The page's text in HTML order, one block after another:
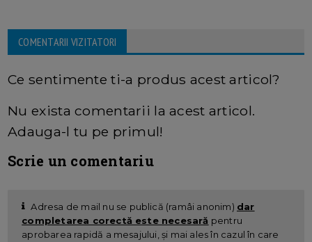
COMENTARII VIZITATORI
Ce sentimente ti-a produs acest articol?
Nu exista comentarii la acest articol.
Adauga-l tu pe primul!
Scrie un comentariu
Adresa de mail nu se publică (ramâi anonim) dar
completarea corectă este necesară pentru
aprobarea rapidă a mesajului, și mai ales în cazul în care